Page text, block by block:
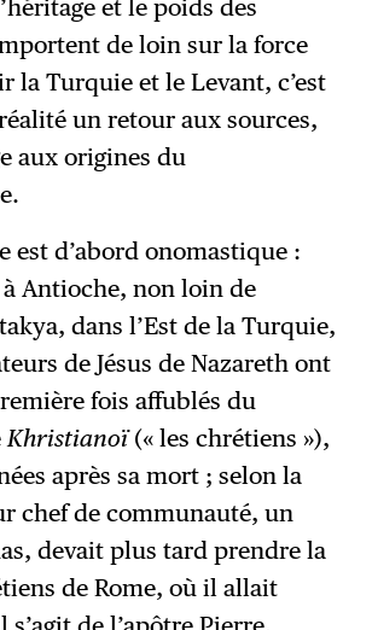
et le poids des
de loin sur la force
la Turquie et le Levant, c’est
un retour aux sources,
aux origines du
est d’abord onomastique :
à Antioche, non loin de
dans l’Est de la Turquie,
de Jésus de Nazareth ont
fois affublés du
Khristianoï(« les chrétiens »),
après sa mort ; selon la
chef de communauté, un
devait plus tard prendre la
de Rome, où il allait